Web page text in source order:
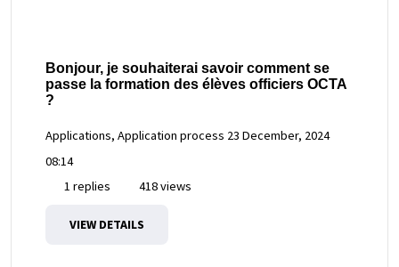
Bonjour, je souhaiterai savoir comment se
passe la formation des élèves officiers OCTA
?
Applications, Application process 23 December, 2024
08:14
1 replies
418 views
VIEW DETAILS